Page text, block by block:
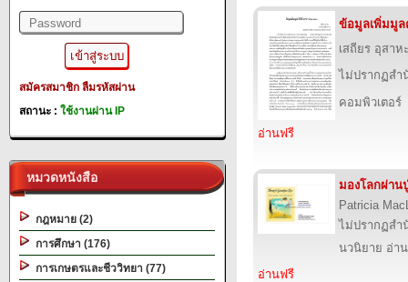
สมัครสมาชิก ลืมรหัสผ่าน
สถานะ : ใช้งานผ่าน IP
หมวดหนังสือ
กฎหมาย (2)
การศึกษา (176)
การเกษตรและชีววิทยา (77)
ข้อมูลเพิ่มมูล
เสถียร อุสาห
ไม่ปรากฏส
คอมพิวเตอร์
อ่านฟรี
มองโลกผ่าน
Patricia
ไม่ปรากฏส
นวนิยาย อ่า
อ่านฟรี